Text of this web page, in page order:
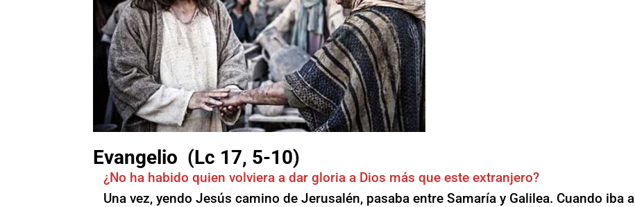
Evangelio (Lc 17, 5-10)
¿No ha habido quien volviera a dar gloria a Dios más que este extranjero?
Una vez, yendo Jesús camino de Jerusalén, pasaba entre Samaría y Galilea. Cuando iba a